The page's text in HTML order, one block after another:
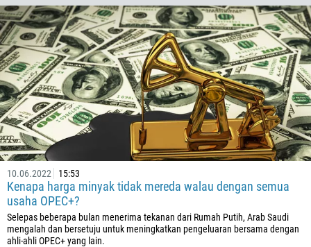
10.06.2022 15:53
Kenapa harga minyak tidak mereda walau dengan semua
usaha OPEC+?
Selepas beberapa bulan menerima tekanan dari Rumah Putih, Arab Saudi
mengalah dan bersetuju untuk meningkatkan pengeluaran bersama dengan
ahli-ahli OPEC+ yang lain.